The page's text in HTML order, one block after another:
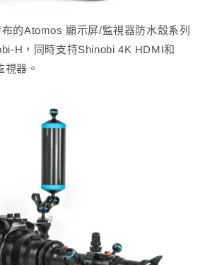
的Atomos 顯示屏/監視器防水殼系列
H，同時支持Shinobi 4K HDMI和
器。